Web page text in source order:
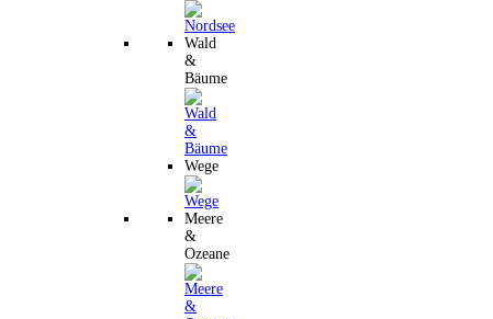
Wald
&
Bäume
Wege
Meere
&
Ozeane